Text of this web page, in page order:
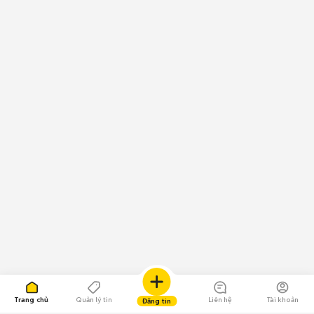
Trang chủ Quản lý tin Đăng tin Liên hệ Tài khoản